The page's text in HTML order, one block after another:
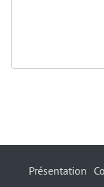
Présentation